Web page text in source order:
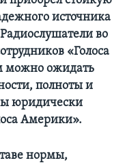
источника
во
«Голоса
можно ожидать
полноты и
юридически
Америки».
нормы,